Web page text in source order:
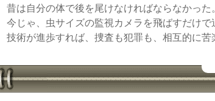
昔は自分の体で後を尾けなければならなかった
今じゃ、虫サイズの監視カメラを飛ばすだけで
技術が進歩すれば、捜査も犯罪も、相互的に苦